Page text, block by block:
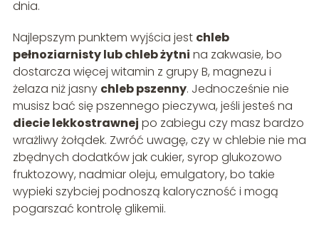
dnia.
Najlepszym punktem wyjścia jest chleb
pełnoziarnisty lub chleb żytni na zakwasie, bo
dostarcza więcej witamin z grupy B, magnezu i
żelaza niż jasny chleb pszenny. Jednocześnie nie
musisz bać się pszennego pieczywa, jeśli jesteś na
diecie lekkostrawnej po zabiegu czy masz bardzo
wrażliwy żołądek. Zwróć uwagę, czy w chlebie nie ma
zbędnych dodatków jak cukier, syrop glukozowo
fruktozowy, nadmiar oleju, emulgatory, bo takie
wypieki szybciej podnoszą kaloryczność i mogą
pogarszać kontrolę glikemii.